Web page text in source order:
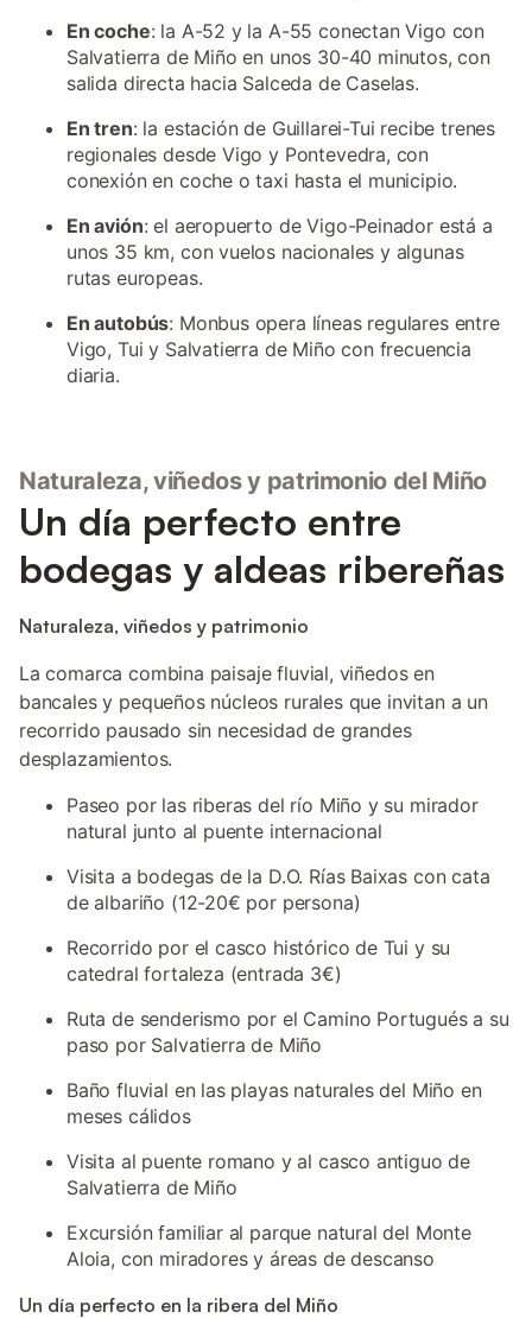
En coche: la A-52 y la A-55 conectan Vigo con
Salvatierra de Miño en unos 30-40 minutos, con
salida directa hacia Salceda de Caselas.
En tren: la estación de Guillarei-Tui recibe trenes
regionales desde Vigo y Pontevedra, con
conexión en coche o taxi hasta el municipio.
En avión: el aeropuerto de Vigo-Peinador está a
unos 35 km, con vuelos nacionales y algunas
rutas europeas.
En autobús: Monbus opera líneas regulares entre
Vigo, Tui y Salvatierra de Miño con frecuencia
diaria.
Naturaleza, viñedos y patrimonio del Miño
Un día perfecto entre
bodegas y aldeas ribereñas
Naturaleza, viñedos y patrimonio
La comarca combina paisaje fluvial, viñedos en
bancales y pequeños núcleos rurales que invitan a un
recorrido pausado sin necesidad de grandes
desplazamientos.
Paseo por las riberas del río Miño y su mirador
natural junto al puente internacional
Visita a bodegas de la D.O. Rías Baixas con cata
de albariño (12-20€ por persona)
Recorrido por el casco histórico de Tui y su
catedral fortaleza (entrada 3€)
Ruta de senderismo por el Camino Portugués a su
paso por Salvatierra de Miño
Baño fluvial en las playas naturales del Miño en
meses cálidos
Visita al puente romano y al casco antiguo de
Salvatierra de Miño
Excursión familiar al parque natural del Monte
Aloia, con miradores y áreas de descanso
Un día perfecto en la ribera del Miño